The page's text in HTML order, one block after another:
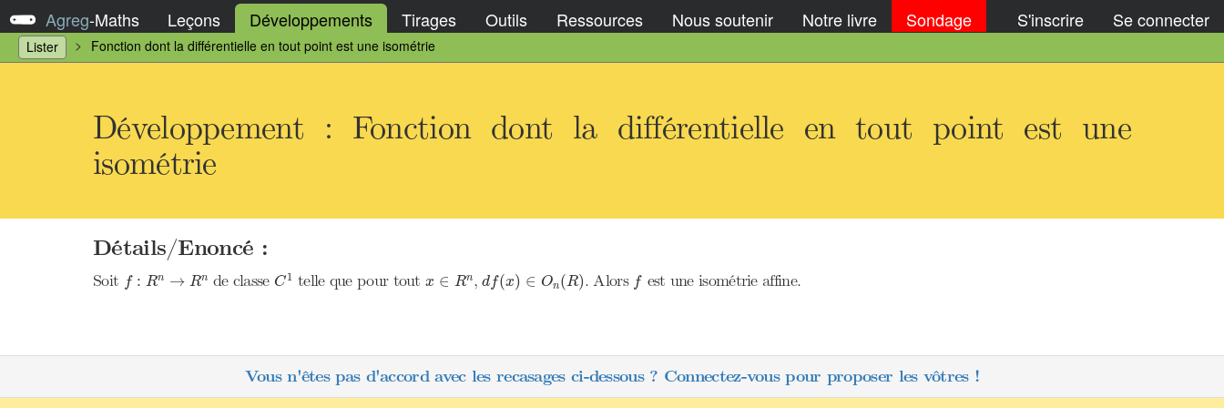
Agreg-Maths Leçons Développements Tirages Outils Ressources Nous soutenir Notre livre Sondage S'inscrire Se connecter
Lister Fonction dont la différentielle en tout point est une isométrie
Développement : Fonction dont la différentielle en tout point est une
isométrie
Détails/Enoncé :
Soit f : Rn → Rn
:R n→ Rn de classe C1
C1 telle que pour toutx ∈ Rn
x ∈Rn ,df(x) ∈ On(R)
d f(x )∈On( R) . Alors f
f est une isométrie affine.
Vous n'êtes pas d'accord avec les recasages ci-dessous ? Connectez-vous pour proposer les vôtres !